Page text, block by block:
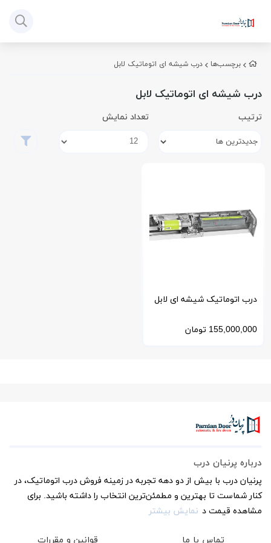
برچسب‌ها درب شیشه ای اتوماتیک لابل
درب شیشه ای اتوماتیک لابل
ترتیب تعداد نمایش
درب اتوماتیک شیشه ای لابل
ایتالیا مدل Eterna 90
155,000,000 تومان
درباره پرنیان درب
پرنیان درب با بیش از دو دهه تجربه در زمینه فروش درب اتوماتیک، در
کنار شماست تا بهترین و مطمئن‌ترین انتخاب را داشته باشید. برای
مشاهده قیمت د نمایش بیشتر
تماس با ما قوانین و مقررات